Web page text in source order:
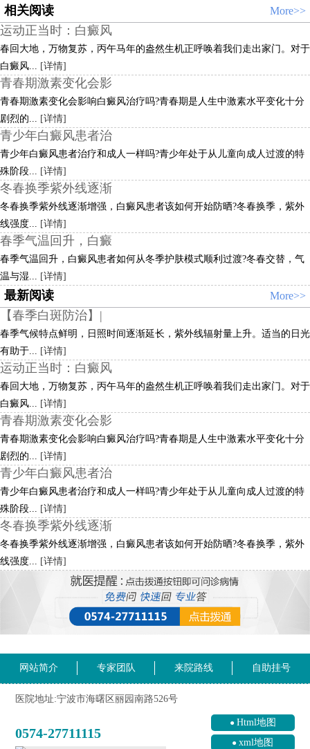
相关阅读 More>>
运动正当时：白癜风
春回大地，万物复苏，丙午马年的盎然生机正呼唤着我们走出家门。对于
白癜风...
[详情]
青春期激素变化会影
青春期激素变化会影响白癜风治疗吗?青春期是人生中激素水平变化十分
剧烈的...
[详情]
青少年白癜风患者治
青少年白癜风患者治疗和成人一样吗?青少年处于从儿童向成人过渡的特
殊阶段...
[详情]
冬春换季紫外线逐渐
冬春换季紫外线逐渐增强，白癜风患者该如何开始防晒?冬春换季，紫外
线强度...
[详情]
春季气温回升，白癜
春季气温回升，白癜风患者如何从冬季护肤模式顺利过渡?冬春交替，气
温与湿...
[详情]
最新阅读 More>>
【春季白斑防治】|
春季气候特点鲜明，日照时间逐渐延长，紫外线辐射量上升。适当的日光
有助于... [详情]
运动正当时：白癜风
春回大地，万物复苏，丙午马年的盎然生机正呼唤着我们走出家门。对于
白癜风... [详情]
青春期激素变化会影
青春期激素变化会影响白癜风治疗吗?青春期是人生中激素水平变化十分
剧烈的... [详情]
青少年白癜风患者治
青少年白癜风患者治疗和成人一样吗?青少年处于从儿童向成人过渡的特
殊阶段... [详情]
冬春换季紫外线逐渐
冬春换季紫外线逐渐增强，白癜风患者该如何开始防晒?冬春换季，紫外
线强度... [详情]
网站简介 专家团队 来院路线 自助挂号
医院地址:宁波市海曙区丽园南路526号
0574-27711115
Html地图
xml地图